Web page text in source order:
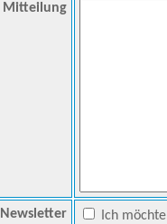
Mitteilung
Newsletter Ich